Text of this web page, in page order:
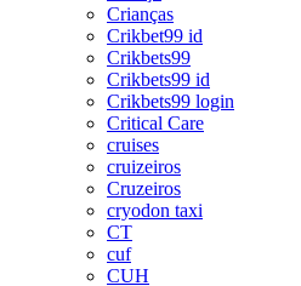
Crianças
Crikbet99 id
Crikbets99
Crikbets99 id
Crikbets99 login
Critical Care
cruises
cruizeiros
Cruzeiros
cryodon taxi
CT
cuf
CUH